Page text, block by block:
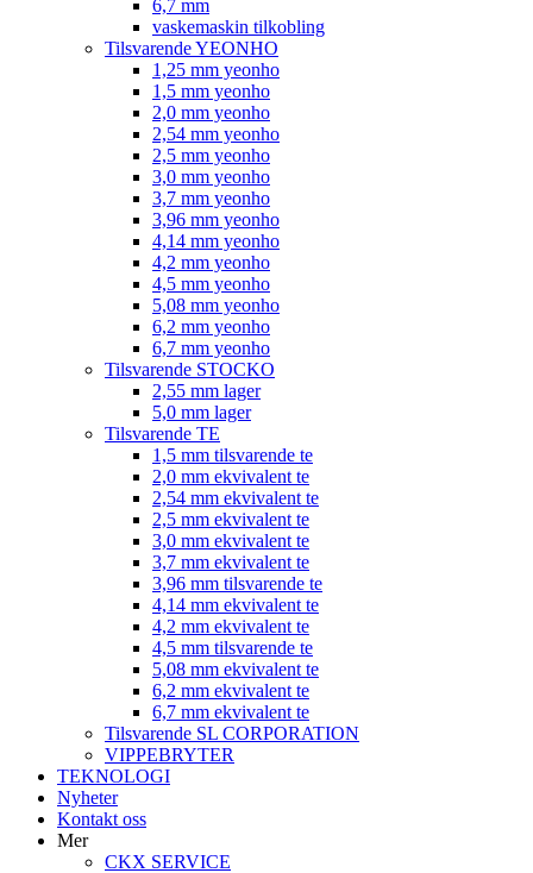
6,7 mm
vaskemaskin tilkobling
Tilsvarende YEONHO
1,25 mm yeonho
1,5 mm yeonho
2,0 mm yeonho
2,54 mm yeonho
2,5 mm yeonho
3,0 mm yeonho
3,7 mm yeonho
3,96 mm yeonho
4,14 mm yeonho
4,2 mm yeonho
4,5 mm yeonho
5,08 mm yeonho
6,2 mm yeonho
6,7 mm yeonho
Tilsvarende STOCKO
2,55 mm lager
5,0 mm lager
Tilsvarende TE
1,5 mm tilsvarende te
2,0 mm ekvivalent te
2,54 mm ekvivalent te
2,5 mm ekvivalent te
3,0 mm ekvivalent te
3,7 mm ekvivalent te
3,96 mm tilsvarende te
4,14 mm ekvivalent te
4,2 mm ekvivalent te
4,5 mm tilsvarende te
5,08 mm ekvivalent te
6,2 mm ekvivalent te
6,7 mm ekvivalent te
Tilsvarende SL CORPORATION
VIPPEBRYTER
TEKNOLOGI
Nyheter
Kontakt oss
Mer
CKX SERVICE